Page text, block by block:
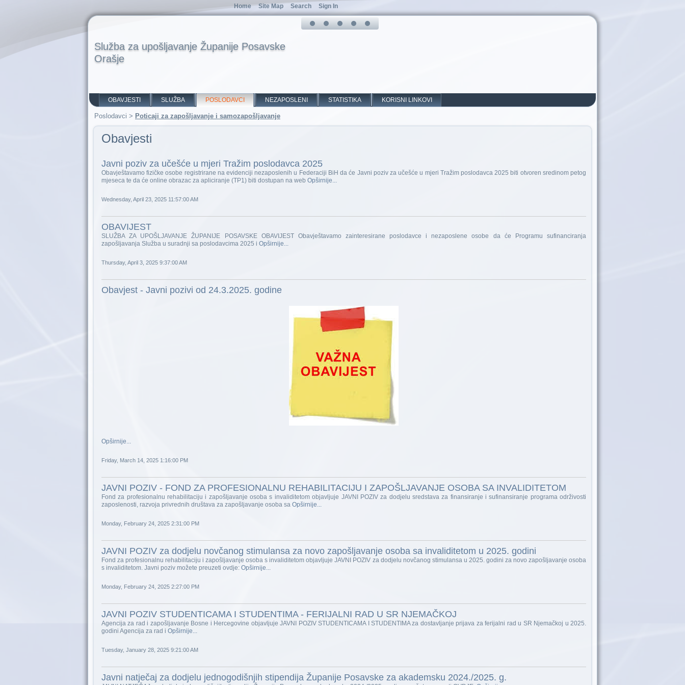
Služba za upošljavanje Županije Posavske
Orašje
OBAVJESTI SLUŽBA POSLODAVCI NEZAPOSLENI STATISTIKA KORISNI LINKOVI
Poslodavci > Poticaji za zapošljavanje i samozapošljavanje
Obavjesti
Javni poziv za učešće u mjeri Tražim poslodavca 2025
Obavještavamo fizičke osobe registrirane na evidenciji nezaposlenih u Federaciji BiH da će Javni poziv za učešće u mjeri Tražim poslodavca 2025 biti otvoren sredinom petog
mjeseca te da će online obrazac za apliciranje (TP1) biti dostupan na web Opširnije...
Wednesday, April 23, 2025 11:57:00 AM
OBAVIJEST
SLUŽBA ZA UPOŠLJAVANJE ŽUPANIJE POSAVSKE OBAVIJEST Obavještavamo zainteresirane poslodavce i nezaposlene osobe da će Programu sufinanciranja
zapošljavanja Služba u suradnji sa poslodavcima 2025 i Opširnije...
Thursday, April 3, 2025 9:37:00 AM
Obavjest - Javni pozivi od 24.3.2025. godine
Opširnije...
Friday, March 14, 2025 1:16:00 PM
JAVNI POZIV - FOND ZA PROFESIONALNU REHABILITACIJU I ZAPOŠLJAVANJE OSOBA SA INVALIDITETOM
Fond za profesionalnu rehabilitaciju i zapošljavanje osoba s invaliditetom objavljuje JAVNI POZIV za dodjelu sredstava za finansiranje i sufinansiranje programa održivosti
zaposlenosti, razvoja privrednih društava za zapošljavanje osoba sa Opširnije...
Monday, February 24, 2025 2:31:00 PM
JAVNI POZIV za dodjelu novčanog stimulansa za novo zapošljavanje osoba sa invaliditetom u 2025. godini
Fond za profesionalnu rehabilitaciju i zapošljavanje osoba s invaliditetom objavljuje JAVNI POZIV za dodjelu novčanog stimulansa u 2025. godini za novo zapošljavanje osoba
s invaliditetom. Javni poziv možete preuzeti ovdje: Opširnije...
Monday, February 24, 2025 2:27:00 PM
JAVNI POZIV STUDENTICAMA I STUDENTIMA - FERIJALNI RAD U SR NJEMAČKOJ
Agencija za rad i zapošljavanje Bosne i Hercegovine objavljuje JAVNI POZIV STUDENTICAMA I STUDENTIMA za dostavljanje prijava za ferijalni rad u SR Njemačkoj u 2025.
godini Agencija za rad i Opširnije...
Tuesday, January 28, 2025 9:21:00 AM
Javni natječaj za dodjelu jednogodišnjih stipendija Županije Posavske za akademsku 2024./2025. g.
Home Site Map Search Sign In